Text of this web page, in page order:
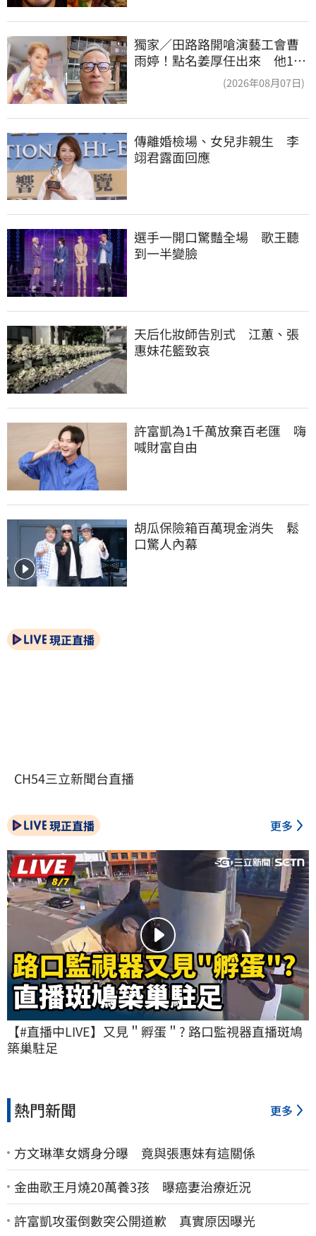
獨家／田路路開嗆演藝工會曹
雨婷！點名姜厚任出來 他16
(2026年08月07日)
傳離婚檢場、女兒非親生　李
翊君露面回應
選手一開口驚豔全場　歌王聽
到一半變臉
天后化妝師告別式　江蕙、張
惠妹花籃致哀
許富凱為1千萬放棄百老匯　嗨
喊財富自由
胡瓜保險箱百萬現金消失　鬆
口驚人內幕
現正直播
CH54三立新聞台直播
現正直播 更多
【#直播中LIVE】又見＂孵蛋＂? 路口監視器直播斑鳩
築巢駐足
熱門新聞 更多
方文琳準女婿身分曝 竟與張惠妹有這關係
金曲歌王月燒20萬養3孩 曝癌妻治療近況
許富凱攻蛋倒數突公開道歉 真實原因曝光